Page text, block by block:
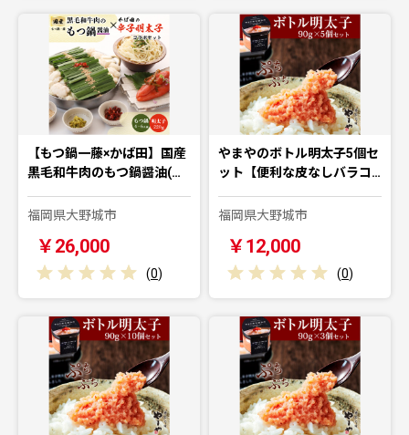
【もつ鍋一藤×かば田】国産
黒毛和牛肉のもつ鍋醤油(…
福岡県大野城市
￥26,000
(0)
やまやのボトル明太子5個セ
ット【便利な皮なしバラコ…
福岡県大野城市
￥12,000
(0)